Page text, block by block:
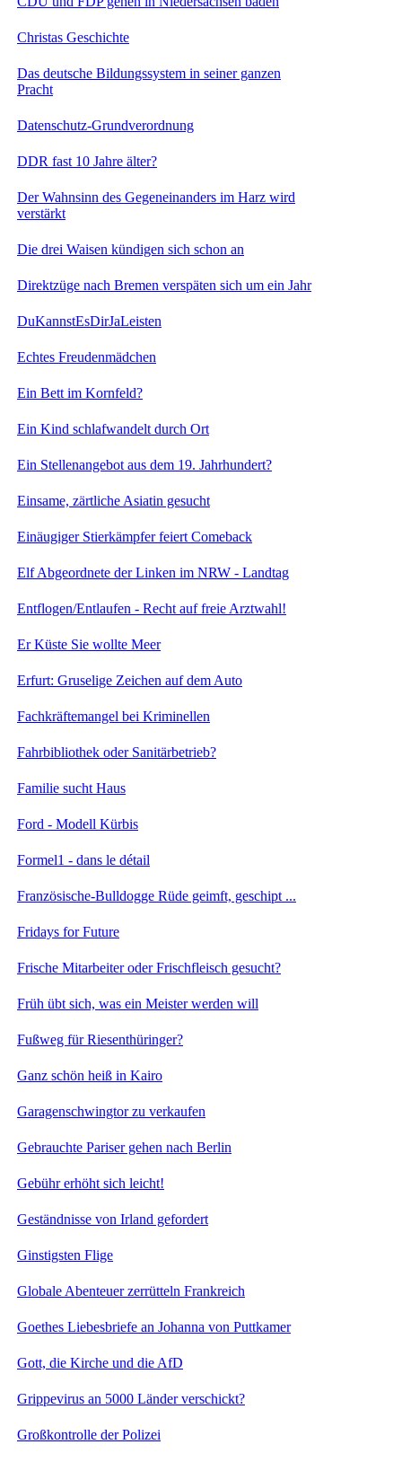
Christas Geschichte
Das deutsche Bildungssystem in seiner ganzen
Pracht
Datenschutz-Grundverordnung
DDR fast 10 Jahre älter?
Der Wahnsinn des Gegeneinanders im Harz wird
verstärkt
Die drei Waisen kündigen sich schon an
Direktzüge nach Bremen verspäten sich um ein Jahr
DuKannstEsDirJaLeisten
Echtes Freudenmädchen
Ein Bett im Kornfeld?
Ein Kind schlafwandelt durch Ort
Ein Stellenangebot aus dem 19. Jahrhundert?
Einsame, zärtliche Asiatin gesucht
Einäugiger Stierkämpfer feiert Comeback
Elf Abgeordnete der Linken im NRW - Landtag
Entflogen/Entlaufen - Recht auf freie Arztwahl!
Er Küste Sie wollte Meer
Erfurt: Gruselige Zeichen auf dem Auto
Fachkräftemangel bei Kriminellen
Fahrbibliothek oder Sanitärbetrieb?
Familie sucht Haus
Ford - Modell Kürbis
Formel1 - dans le détail
Französische-Bulldogge Rüde geimft, geschipt ...
Fridays for Future
Frische Mitarbeiter oder Frischfleisch gesucht?
Früh übt sich, was ein Meister werden will
Fußweg für Riesenthüringer?
Ganz schön heiß in Kairo
Garagenschwingtor zu verkaufen
Gebrauchte Pariser gehen nach Berlin
Gebühr erhöht sich leicht!
Geständnisse von Irland gefordert
Ginstigsten Flige
Globale Abenteuer zerrütteln Frankreich
Goethes Liebesbriefe an Johanna von Puttkamer
Gott, die Kirche und die AfD
Grippevirus an 5000 Länder verschickt?
Großkontrolle der Polizei